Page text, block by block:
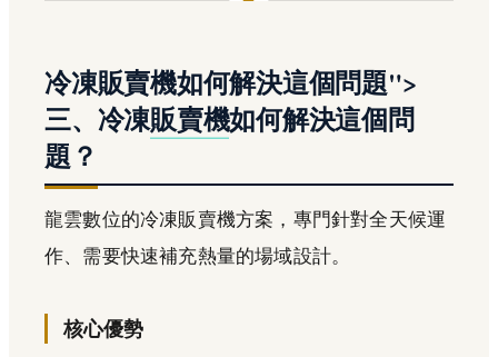
冷凍販賣機如何解決這個問題">
三、冷凍販賣機如何解決這個問
題？
龍雲數位的冷凍販賣機方案，專門針對全天候運
作、需要快速補充熱量的場域設計。
核心優勢